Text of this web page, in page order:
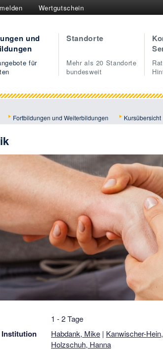
Wertgutschein
und
für
Standorte
Mehr als 20 Standorte
bundesweit
Fortbildungen und Weiterbildungen Kursübersicht
1 - 2 Tage
Institution Habdank, Mike | Kanwischer-
Holzschuh, Hanna